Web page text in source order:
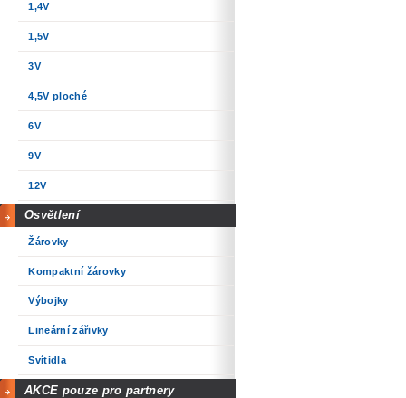
1,4V
1,5V
3V
4,5V ploché
6V
9V
12V
Osvětlení
Žárovky
Kompaktní žárovky
Výbojky
Lineární zářivky
Svítidla
AKCE pouze pro partnery